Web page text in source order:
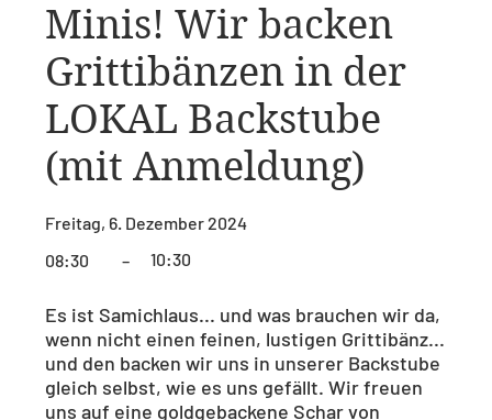
Minis! Wir backen
Grittibänzen in der
LOKAL Backstube
(mit Anmeldung)
Freitag, 6. Dezember 2024
08:30
10:30
–
Es ist Samichlaus... und was brauchen wir da,
wenn nicht einen feinen, lustigen Grittibänz...
und den backen wir uns in unserer Backstube
gleich selbst, wie es uns gefällt. Wir freuen
uns auf eine goldgebackene Schar von